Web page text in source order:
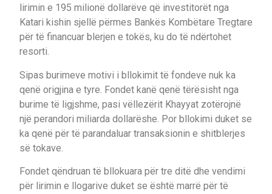
lirimin e 195 milionë dollarëve që investitorët nga
Katari kishin sjellë përmes Bankës Kombëtare Tregtare
për të financuar blerjen e tokës, ku do të ndërtohet
resorti.
Sipas burimeve motivi i bllokimit të fondeve nuk ka
qenë origjina e tyre. Fondet kanë qenë tërësisht nga
burime të ligjshme, pasi vëllezërit Khayyat zotërojnë
një perandori miliarda dollarëshe. Por bllokimi duket se
ka qenë për të parandaluar transaksionin e shitblerjes
së tokave.
Fondet qëndruan të bllokuara për tre ditë dhe vendimi
për lirimin e llogarive duket se është marrë për të